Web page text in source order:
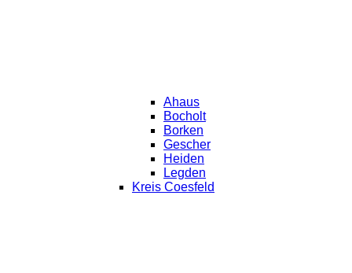
Ahaus
Bocholt
Borken
Gescher
Heiden
Legden
Kreis Coesfeld